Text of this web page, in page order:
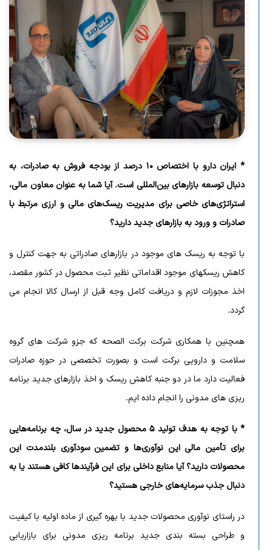
* ایران دارو با اختصاص ۱۰ درصد از بودجه فروش به صادرات، به
دنبال توسعه بازارهای بین‌المللی است. آیا شما به عنوان معاون مالی،
استراتژی‌های خاصی برای مدیریت ریسک‌های مالی و ارزی مرتبط با
صادرات و ورود به بازارهای جدید دارید؟
با توجه به ریسک های موجود در بازارهای صادراتی به جهت کنترل و
کاهش ریسکهای موجود اقداماتی نظیر ثبت محصول در کشور مقصد،
اخذ مجوزات لازم و دریافت کامل وجه قبل از ارسال کالا انجام می
گردد.
همچنین با همکاری شرکت برکت الصحه که جزو شرکت های گروه
سلامت و دارویی برکت است و بصورت تخصصی در حوزه صادرات
فعالیت دارد ما در دو جنبه کاهش ریسک و اخذ بازارهای جدید برنامه
ریزی های مدونی را انجام داده ایم.
* با توجه به هدف تولید ۵ محصول جدید در سال، چه برنامه‌هایی
برای تأمین مالی این نوآوری‌ها و تضمین سودآوری بلندمدت این
محصولات دارید؟ آیا منابع داخلی برای این فرآیندها کافی هستند یا به
دنبال جذب سرمایه‌های خارجی هستید؟
در راستای نوآوری محصولات جدید با بهره گیری از ماده اولیه با کیفیت
و طراحی بسته بندی جدید برنامه ریزی مدونی برای بازاریابی